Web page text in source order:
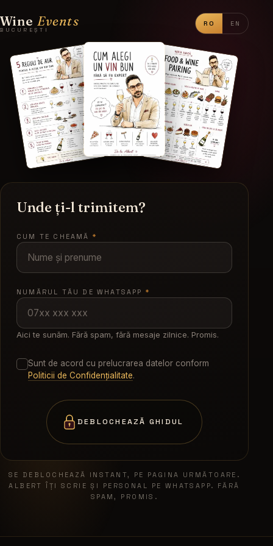
Wine Events
BUCUREȘTI
RO EN
Cum alegi un vin bun fără
Unde ți-l trimitem?
CUM TE CHEAMĂ *
NUMĂRUL TĂU DE WHATSAPP *
Aici te sunăm. Fără spam, fără mesaje zilnice. Promis.
Sunt de acord cu prelucrarea datelor conform
Politicii de Confidențialitate.
DEBLOCHEAZĂ GHIDUL
SE DEBLOCHEAZĂ INSTANT, PE PAGINA URMĂTOARE.
ALBERT ÎȚI SCRIE ȘI PERSONAL PE WHATSAPP. FĂRĂ
SPAM, PROMIS.